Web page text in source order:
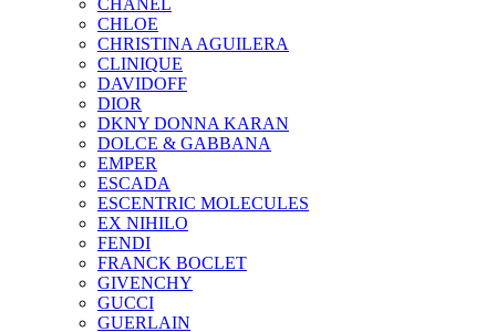
CHLOE
CHRISTINA AGUILERA
CLINIQUE
DAVIDOFF
DIOR
DKNY DONNA KARAN
DOLCE & GABBANA
EMPER
ESCADA
ESCENTRIC MOLECULES
EX NIHILO
FENDI
FRANCK BOCLET
GIVENCHY
GUCCI
GUERLAIN